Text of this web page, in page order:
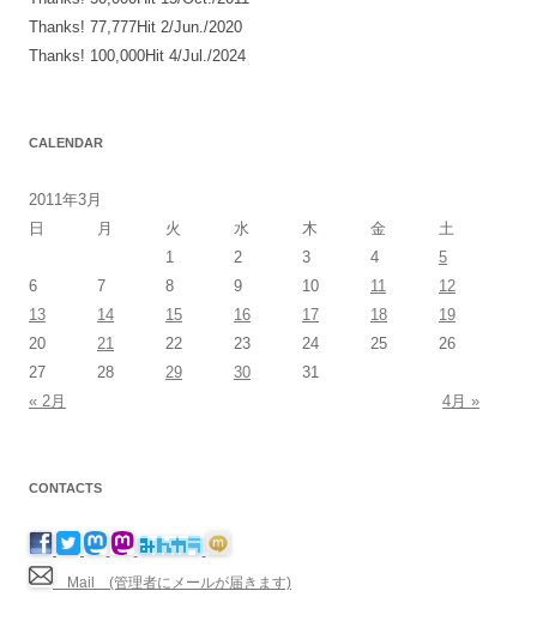
Thanks! 77,777Hit 2/Jun./2020
Thanks! 100,000Hit 4/Jul./2024
CALENDAR
2011年3月
日
月 火 水 木 金
土
1
2 3 4
5
6
7 8 9 10 11
12
13
14 15 16 17 18
19
20
21 22 23 24 25
26
27
28 29 30
31
« 2月
4月 »
CONTACTS
Mail (管理者にメールが届きます)